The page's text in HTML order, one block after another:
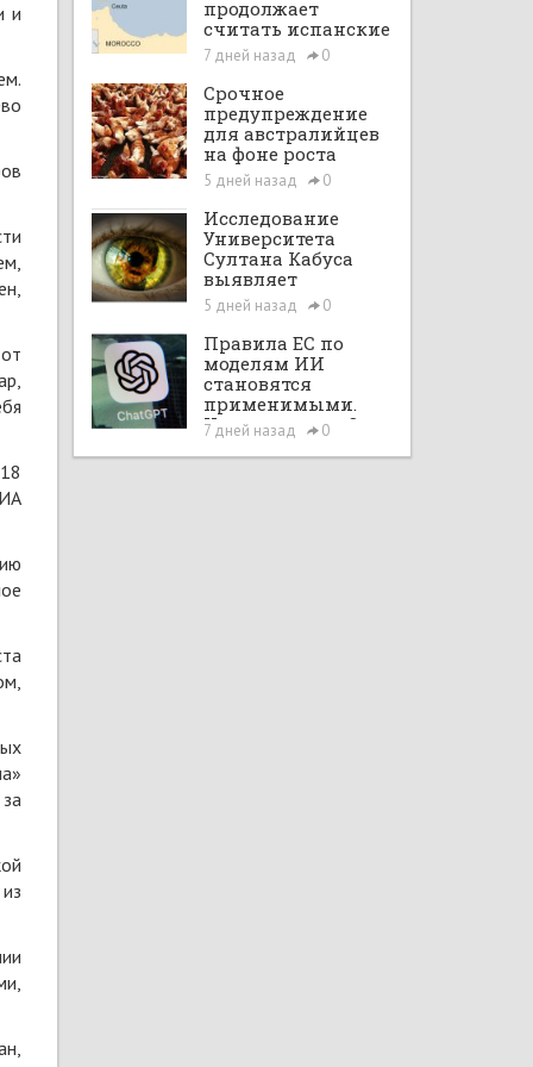
и
продолжает
считать испанские
анклавы своими
территориями
7 дней назад 0
Срочное
предупреждение
для австралийцев
на фоне роста
случаев птичьего
гриппа на фоне
опасений
передачи вируса
людьми
5 дней назад 0
Исследование
Университета
Султана Кабуса
выявляет
ключевые
причины
задержки
сообщения о
жестоком
обращении с
детьми
5 дней назад 0
Правила ЕС по
моделям ИИ
становятся
применимыми.
Что изменится?
7 дней назад 0